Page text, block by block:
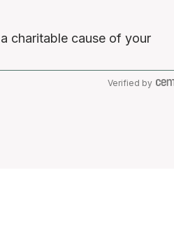
charitable cause of your
Verified by